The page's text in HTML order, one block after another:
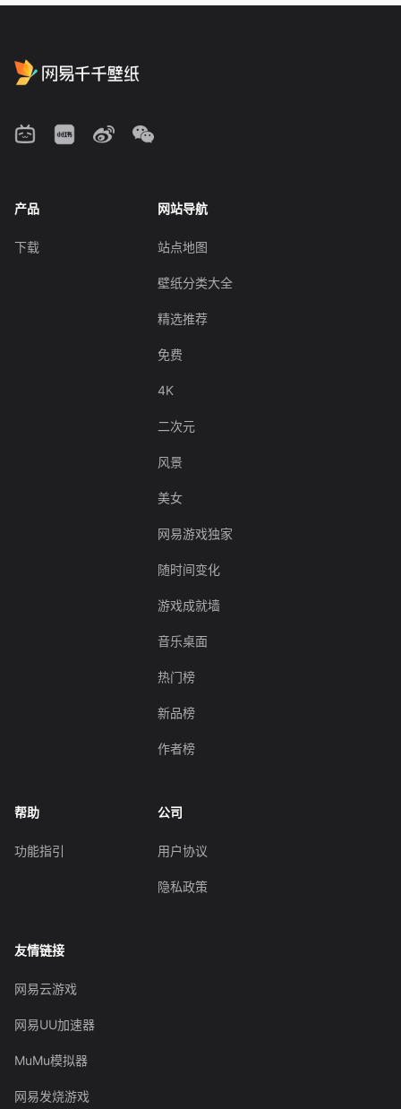
产品
下载
网站导航
站点地图
壁纸分类大全
精选推荐
免费
4K
二次元
风景
美女
网易游戏独家
随时间变化
游戏成就墙
音乐桌面
热门榜
新品榜
作者榜
帮助
功能指引
公司
用户协议
隐私政策
友情链接
网易云游戏
网易UU加速器
MuMu模拟器
网易发烧游戏